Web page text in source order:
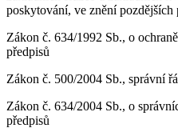
poskytování, ve znění pozdějších
Zákon č. 634/1992 Sb., o
předpisů
Zákon č. 500/2004 Sb., správní
Zákon č. 634/2004 Sb., o
předpisů